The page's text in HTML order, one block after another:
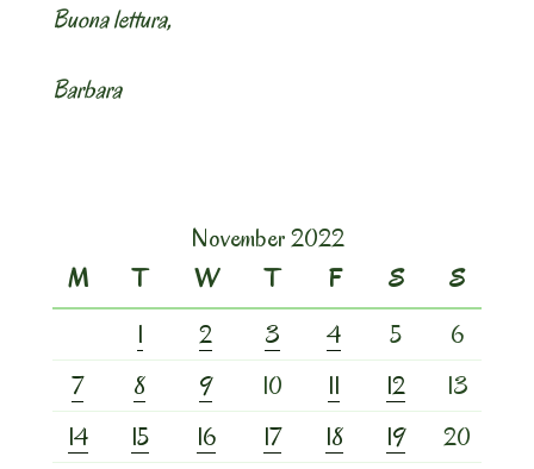
Buona lettura,
Barbara
November 2022
M
T W T F S
S
1
2 3 4 5
6
7
8 9 10 11 12
13
14
15 16 17 18 19
20